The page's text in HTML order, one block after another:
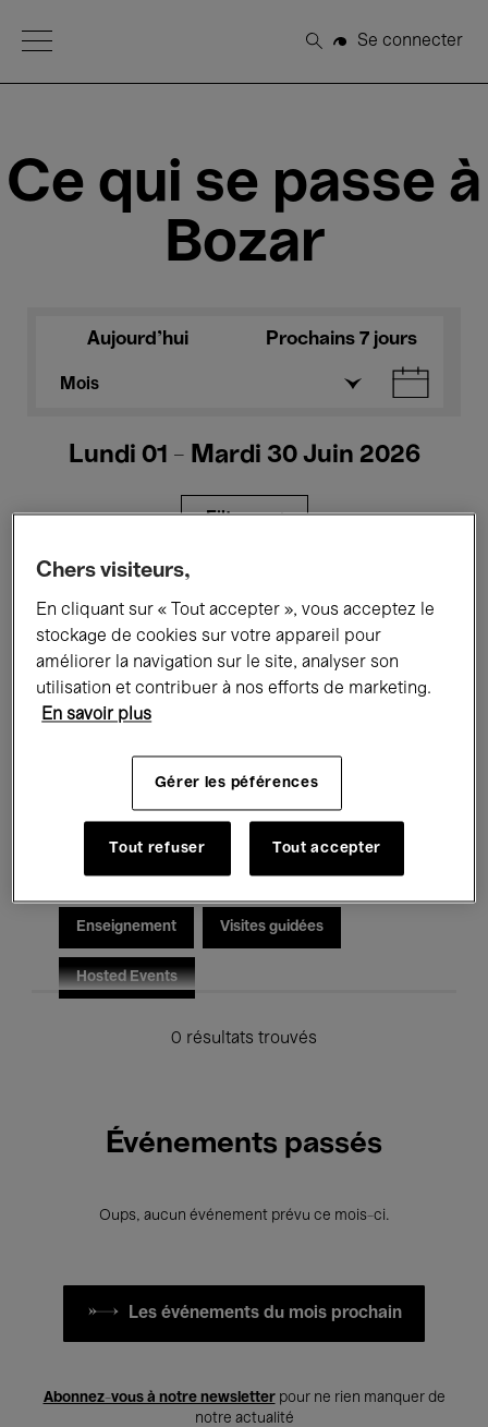
Open Menu
Rechercher
Se connecter
Ce qui se passe à
Bozar
Aujourd'hui Prochains 7 jours
Mois
Lundi 01 - Mardi 30 Juin 2026
Filtres
Expositions Films Performances
Rencontres & Débats Jazz
Musique électronique
Pour tous Kids’ Palace
Enseignement Visites guidées
Hosted Events
0 résultats trouvés
Événements passés
Oups, aucun événement prévu ce mois-ci.
Les événements du mois prochain
Abonnez-vous à notre newsletterpour ne rien manquer de
notre actualité
Chers visiteurs,
En cliquant sur « Tout accepter », vous acceptez le
stockage de cookies sur votre appareil pour
améliorer la navigation sur le site, analyser son
utilisation et contribuer à nos efforts de marketing.
En savoir plus
Gérer les péférences
Tout refuser Tout accepter